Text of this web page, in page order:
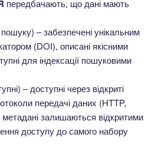
передбачають, що дані мають
пошуку) – забезпечені унікальним
(DOI), описані якісними
для індексації пошуковими
– доступні через відкриті
передачі даних (HTTP,
залишаються відкритими
доступу до самого набору